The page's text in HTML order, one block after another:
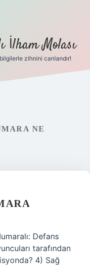
İlham Molası
zihnini canlandır!
NE
Defans
tarafından
4) Sağ